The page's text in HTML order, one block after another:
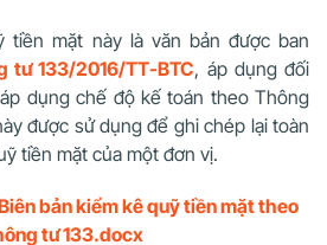
tiền mặt này là văn bản được ban
tư 133/2016/TT-BTC, áp dụng đối
dụng chế độ kế toán theo Thông
được sử dụng để ghi chép lại toàn
tiền mặt của một đơn vị.
bản kiểm kê quỹ tiền mặt theo
tư 133.docx